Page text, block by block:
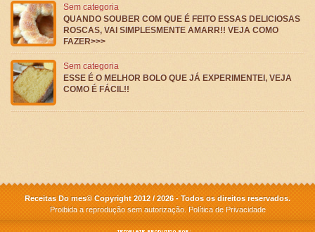
Sem categoria
QUANDO SOUBER COM QUE É FEITO ESSAS DELICIOSAS
ROSCAS, VAI SIMPLESMENTE AMARR!! VEJA COMO
FAZER>>>
Sem categoria
ESSE É O MELHOR BOLO QUE JÁ EXPERIMENTEI, VEJA
COMO É FÁCIL!!
Receitas Do mes© Copyright 2012 / 2026 - Todos os direitos reservados.
Proibida a reprodução sem autorização. Política de Privacidade